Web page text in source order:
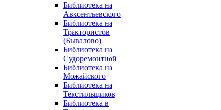
Библиотека на
Авксентьевского
Библиотека на
Трактористов
(Бывалово)
Библиотека на
Судоремонтной
Библиотека на
Можайского
Библиотека на
Текстильщиков
Библиотека в